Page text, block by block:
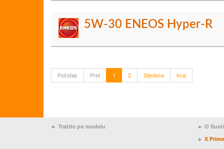
5W-30 ENEOS Hyper-R
Početak Pret 1 2 Sljedeće Kraj
► Tražite po modelu ► O
► X Prime